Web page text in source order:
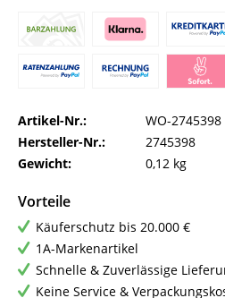
Artikel-Nr.:
WO-2745398
Hersteller-Nr.:
2745398
Gewicht:
0,12 kg
Vorteile
Käuferschutz bis 20.000 €
1A-Markenartikel
Schnelle & Zuverlässige
Keine Service &